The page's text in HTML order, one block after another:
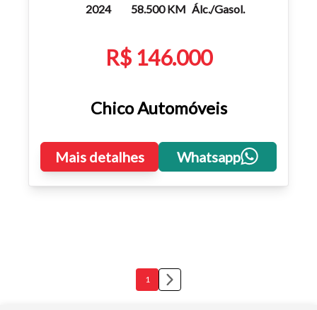
2024 58.500 KM Álc./Gasol.
R$ 146.000
Chico Automóveis
Mais detalhes Whatsapp
1